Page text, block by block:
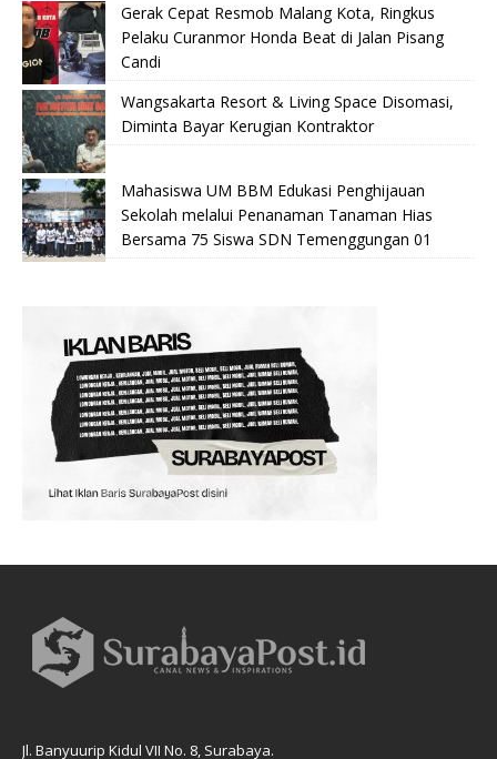
Gerak Cepat Resmob Malang Kota, Ringkus
Pelaku Curanmor Honda Beat di Jalan Pisang
Candi
Wangsakarta Resort & Living Space Disomasi,
Diminta Bayar Kerugian Kontraktor
Mahasiswa UM BBM Edukasi Penghijauan
Sekolah melalui Penanaman Tanaman Hias
Bersama 75 Siswa SDN Temenggungan 01
Jl. Banyuurip Kidul VII No. 8, Surabaya.